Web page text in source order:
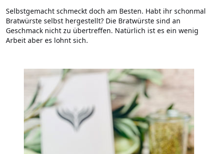
Selbstgemacht schmeckt doch am Besten. Habt ihr schonmal
Bratwürste selbst hergestellt? Die Bratwürste sind an
Geschmack nicht zu übertreffen. Natürlich ist es ein wenig
Arbeit aber es lohnt sich.